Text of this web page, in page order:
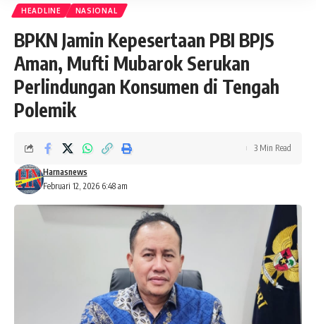
HEADLINE NASIONAL
BPKN Jamin Kepesertaan PBI BPJS
Aman, Mufti Mubarok Serukan
Perlindungan Konsumen di Tengah
Polemik
Februari 12, 2026 6:48 am
Harnasnews
3 Min Read